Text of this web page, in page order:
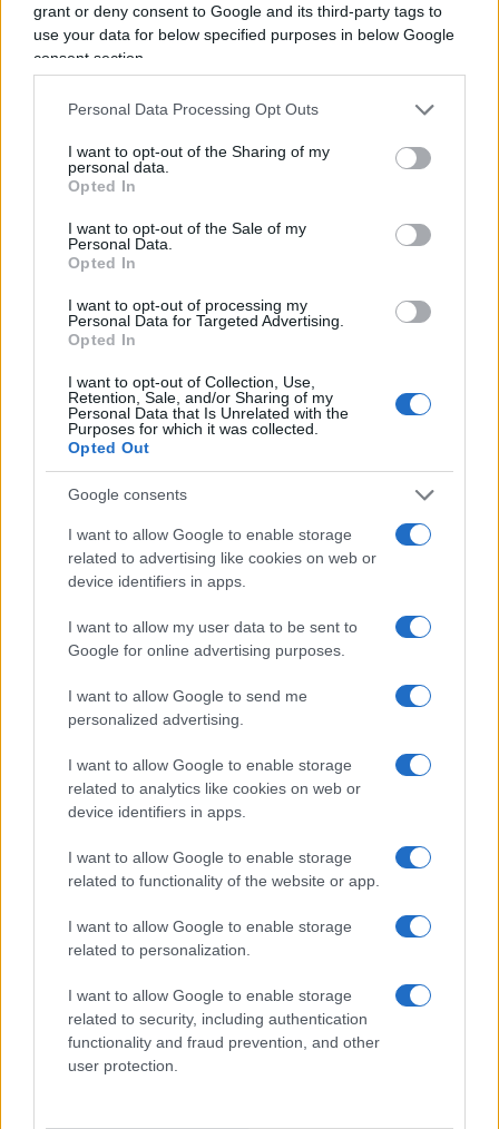
grant or deny consent to Google and its third-party tags to
use your data for below specified purposes in below Google
consent section.
Personal Data Processing Opt Outs
I want to opt-out of the Sharing of my
personal data.
Opted In
I want to opt-out of the Sale of my
Personal Data.
Opted In
I want to opt-out of processing my
Personal Data for Targeted Advertising.
Opted In
I want to opt-out of Collection, Use,
Retention, Sale, and/or Sharing of my
Personal Data that Is Unrelated with the
Purposes for which it was collected.
Opted Out
Google consents
I want to allow Google to enable storage
related to advertising like cookies on web or
device identifiers in apps.
I want to allow my user data to be sent to
Google for online advertising purposes.
I want to allow Google to send me
personalized advertising.
I want to allow Google to enable storage
related to analytics like cookies on web or
device identifiers in apps.
I want to allow Google to enable storage
related to functionality of the website or app.
I want to allow Google to enable storage
related to personalization.
I want to allow Google to enable storage
related to security, including authentication
functionality and fraud prevention, and other
user protection.
O meglio, basterebbe aver letto il testo in Gazzetta
punisce “l’invasione arbitraria
o
edifici altrui, pubblici o privati”. “Invasione
arbitraria”, non festicciola privata. Cosa diavolo
Semmai, potrebbe essere punito un addio al
nubilato organizzato senza permesso nel terrazzo
Concita De Gregorio, la quale – ne siamo certi
– in caso di party illegale in casa sua per prima
Organizzare un rave, o un’attività alternativa che
tanto piace a Concita (“le occupazioni sono vivai di
pensiero e di azione”),
non autorizza nessuno a
cancello, imbrattare i muri, sporcare ovunque,
provocando danni economici che nessuno
15mila euro per rendere nuovamente affittabile lo
. Il proprietario del campo di Viterbo
(“invaso” da 10mila raver nell’agosto 2021)ne
dovette sborsare 300mila
terreno: l’anno successivo non ha potuto neppure
seminare e ha perso il raccolto.Per non parlare
del ragazzo morto ripescato nel lago e degli
. Volete drogarvi, spacciare, bere fino a
sfondarvi? Volete mettere in piedi un rave? Bene:
pagate il dovuto, versate la Siae, rispettate la
quiete pubblica, pulite tutto e amen. Se non siete
disposti a farlo, qualcuno dovrà pur intervenire.
Altrimenti bussate a casa De Gregorio: siamo certi
che vi aprirà.